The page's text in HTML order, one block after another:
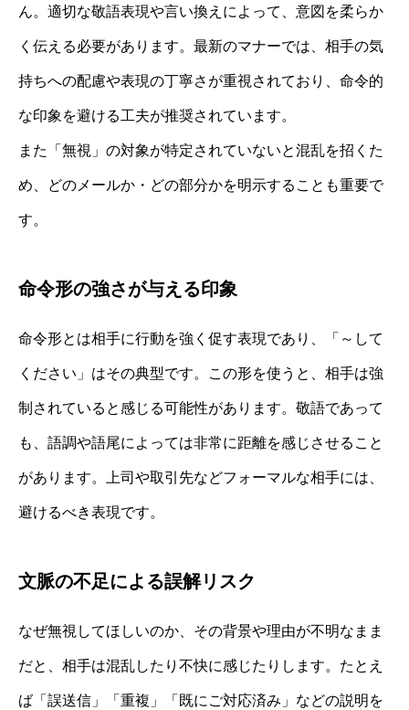
ん。適切な敬語表現や言い換えによって、意図を柔らか
く伝える必要があります。最新のマナーでは、相手の気
持ちへの配慮や表現の丁寧さが重視されており、命令的
な印象を避ける工夫が推奨されています。
また「無視」の対象が特定されていないと混乱を招くた
め、どのメールか・どの部分かを明示することも重要で
す。
命令形の強さが与える印象
命令形とは相手に行動を強く促す表現であり、「～して
ください」はその典型です。この形を使うと、相手は強
制されていると感じる可能性があります。敬語であって
も、語調や語尾によっては非常に距離を感じさせること
があります。上司や取引先などフォーマルな相手には、
避けるべき表現です。
文脈の不足による誤解リスク
なぜ無視してほしいのか、その背景や理由が不明なまま
だと、相手は混乱したり不快に感じたりします。たとえ
ば「誤送信」「重複」「既にご対応済み」などの説明を